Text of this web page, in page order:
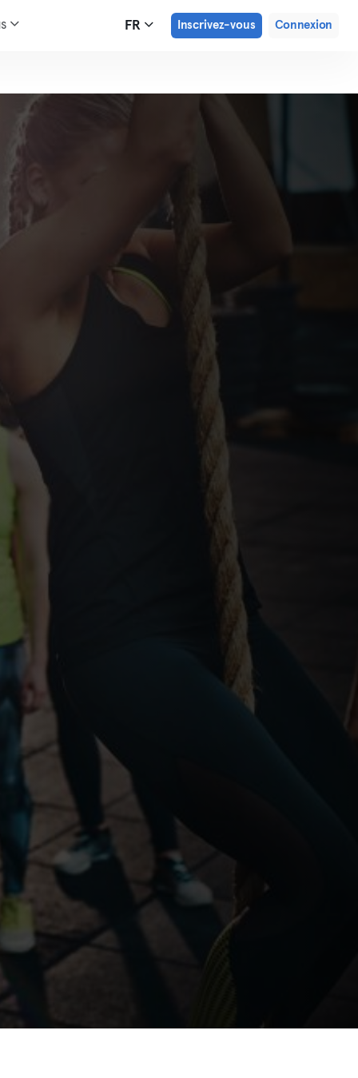
FR Inscrivez-vous Connexion